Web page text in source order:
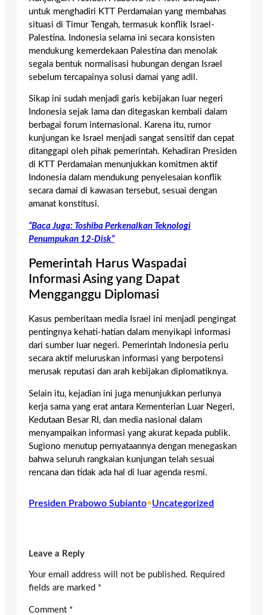
untuk menghadiri KTT Perdamaian yang membahas
situasi di Timur Tengah, termasuk konflik Israel-
Palestina. Indonesia selama ini secara konsisten
mendukung kemerdekaan Palestina dan menolak
segala bentuk normalisasi hubungan dengan Israel
sebelum tercapainya solusi damai yang adil.
Sikap ini sudah menjadi garis kebijakan luar negeri
Indonesia sejak lama dan ditegaskan kembali dalam
berbagai forum internasional. Karena itu, rumor
kunjungan ke Israel menjadi sangat sensitif dan cepat
ditanggapi oleh pihak pemerintah. Kehadiran Presiden
di KTT Perdamaian menunjukkan komitmen aktif
Indonesia dalam mendukung penyelesaian konflik
secara damai di kawasan tersebut, sesuai dengan
amanat konstitusi.
“Baca Juga: Toshiba Perkenalkan Teknologi
Penumpukan 12-Disk”
Pemerintah Harus Waspadai
Informasi Asing yang Dapat
Mengganggu Diplomasi
Kasus pemberitaan media Israel ini menjadi pengingat
pentingnya kehati-hatian dalam menyikapi informasi
dari sumber luar negeri. Pemerintah Indonesia perlu
secara aktif meluruskan informasi yang berpotensi
merusak reputasi dan arah kebijakan diplomatiknya.
Selain itu, kejadian ini juga menunjukkan perlunya
kerja sama yang erat antara Kementerian Luar Negeri,
Kedutaan Besar RI, dan media nasional dalam
menyampaikan informasi yang akurat kepada publik.
Sugiono menutup pernyataannya dengan menegaskan
bahwa seluruh rangkaian kunjungan telah sesuai
rencana dan tidak ada hal di luar agenda resmi.
Presiden Prabowo Subianto•Uncategorized
Leave a Reply
Your email address will not be published. Required
fields are marked *
Comment *